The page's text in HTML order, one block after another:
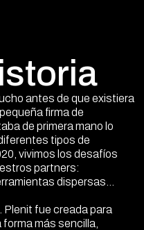
antes de que existiera
firma de
de primera mano lo
tipos de
vivimos los desafíos
partners:
dispersas...
Plenit fue creada para
más sencilla,